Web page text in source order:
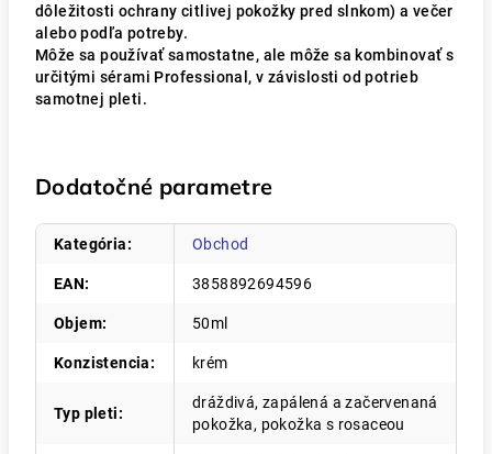
dôležitosti ochrany citlivej pokožky pred slnkom) a večer
alebo podľa potreby.
Môže sa používať samostatne, ale môže sa kombinovať s
určitými sérami Professional, v závislosti od potrieb
samotnej pleti.
Dodatočné parametre
Kategória: Obchod
EAN: 3858892694596
Objem: 50ml
Konzistencia: krém
Typ pleti:
dráždivá, zapálená a začervenaná
pokožka, pokožka s rosaceou